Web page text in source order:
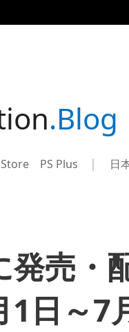
.Blog
Store PS Plus 日
売・
1日～7